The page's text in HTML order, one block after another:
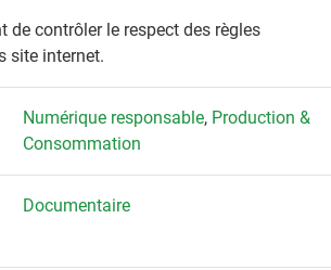
de contrôler le respect des règles
site internet.
Numérique responsable, Production &
Consommation
Documentaire